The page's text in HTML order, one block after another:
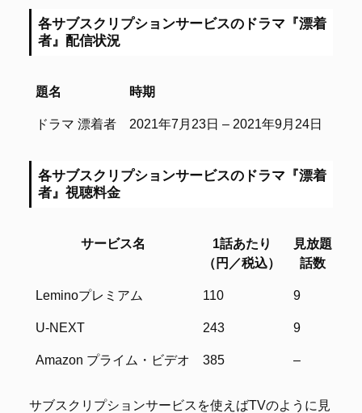
各サブスクリプションサービスのドラマ『漂着
者』配信状況
題名 時期
題名
時期
ドラマ 漂着者 2021年7月23日 – 2021年9月24日
各サブスクリプションサービスのドラマ『漂着
者』視聴料金
サービス名
1話あたり
（円／税込）
見放題
話数
サービス名
1話あたり
見放題
Leminoプレミアム 110 9
U-NEXT 243 9
Amazon プライム・ビデオ 385 –
サブスクリプションサービスを使えばTVのように見